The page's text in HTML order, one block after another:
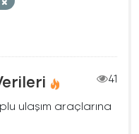
41
ulaşım araçlarına